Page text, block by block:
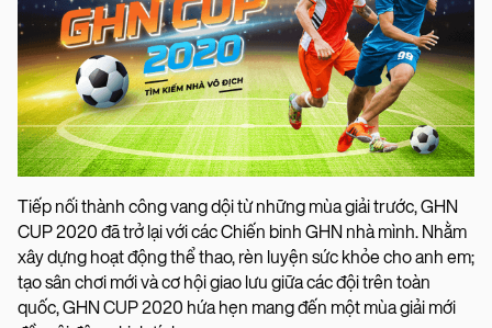
Tiếp nối thành công vang dội từ những mùa giải trước, GHN
CUP 2020 đã trở lại với các Chiến binh GHN nhà mình. Nhằm
xây dựng hoạt động thể thao, rèn luyện sức khỏe cho anh em;
tạo sân chơi mới và cơ hội giao lưu giữa các đội trên toàn
quốc, GHN CUP 2020 hứa hẹn mang đến một mùa giải mới